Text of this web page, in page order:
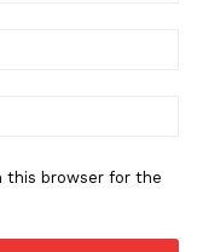
this browser for the